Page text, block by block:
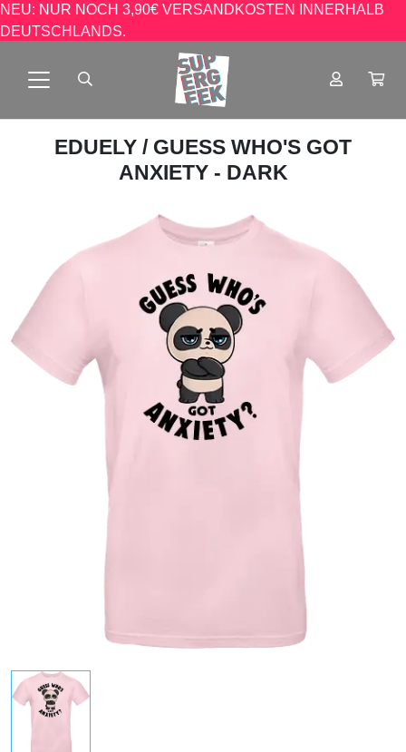
NEU: NUR NOCH 3,90€ VERSANDKOSTEN INNERHALB
DEUTSCHLANDS.
EDUELY / GUESS WHO'S GOT
ANXIETY - DARK